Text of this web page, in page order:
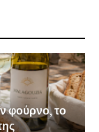
φούρνο, το